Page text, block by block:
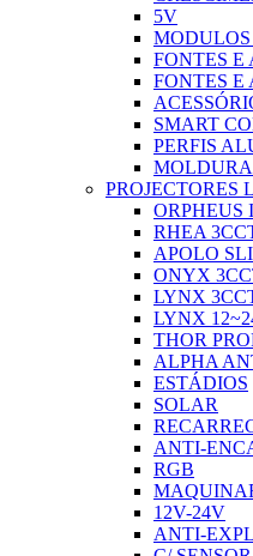
5V
FONTES E
FONTES E
SMART
PERFIS
PROJECTORES
ORPHEUS
RHEA
APOLO
ONYX
LYNX
LYNX
THOR
ALPHA
ESTÁDIOS
SOLAR
ANTI-
RGB
12V-24V
ANTI-